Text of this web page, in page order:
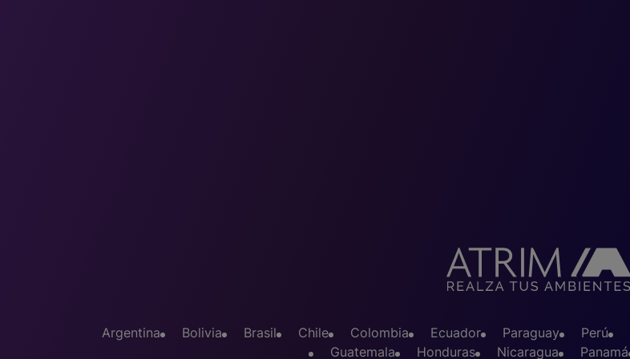
Argentina Bolivia Brasil Chile Colombia Ecuador Paraguay Perú
Guatemala
Honduras Nicaragua Panamá